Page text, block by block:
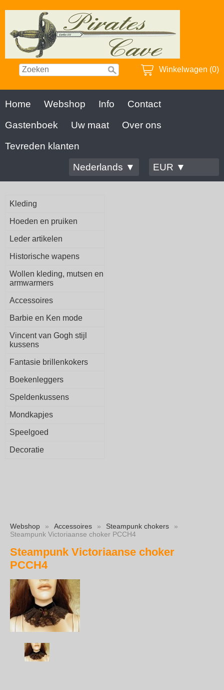
Winkelwagen (0)
Home Webshop Info
Contact
Gastenboek
Uw maat
Over ons
Tevreden klanten
Nederlands ▼
EUR ▼
Kleding
Hoeden en pruiken
Leder artikelen
Historische wapens
Wollen kleding, mutsen en
armwarmers
Accessoires
Barbie en Ken mode
Vincent van Gogh stijl
kussens
Fantasie brillenkokers
Boekenleggers
Speldenkussens
Mondkapjes
Speelgoed
Decoratie
Webshop » Accessoires » Steampunk chokers
»
Steampunk Victoriaanse choker PCCH4
Steampunk Victoriaanse choker
PCCH4